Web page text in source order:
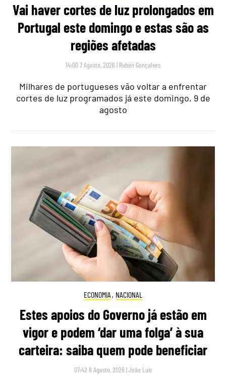
Vai haver cortes de luz prolongados em
Portugal este domingo e estas são as
regiões afetadas
14:00 7 Agosto, 2026 | Rubén Gonçalves
Milhares de portugueses vão voltar a enfrentar
cortes de luz programados já este domingo, 9 de
agosto
ECONOMIA , NACIONAL
Estes apoios do Governo já estão em
vigor e podem ‘dar uma folga’ à sua
carteira: saiba quem pode beneficiar
07:42 8 Agosto, 2026 |João Luís